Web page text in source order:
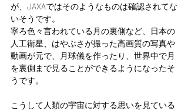
が、JAXAではそのようなものは確認されてな
いそうです。
寧ろ色々言われている月の裏側など、日本の
人工衛星、はやぶさが撮った高画質の写真や
動画が元で、月球儀を作ったり、世界中で月
を裏側まで見ることができるようになったそ
うです。
こうして人類の宇宙に対する思いを見ている